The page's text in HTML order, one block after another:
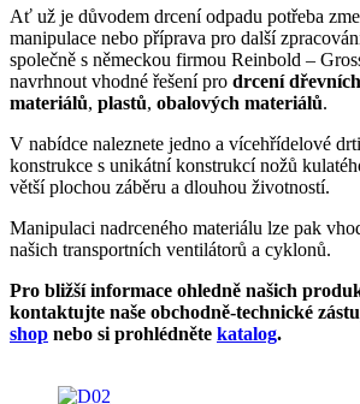
Ať už je důvodem drcení odpadu potřeba
manipulace nebo příprava pro další
společně s německou firmou Reinbold –
navrhnout vhodné řešení pro drcení dřevních
materiálů, plastů, obalových materiálů.
V nabídce naleznete jedno a vícehřídelové
konstrukce s unikátní konstrukcí nožů
větší plochou záběru a dlouhou životností.
Manipulaci nadrceného materiálu lze pak
našich transportních ventilátorů a cyklonů.
Pro bližší informace ohledně našich
kontaktujte naše obchodně-technické
shop nebo si prohlédněte katalog.